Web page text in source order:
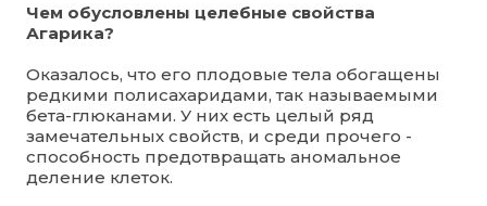
Чем обусловлены целебные свойства
Агарика?
Оказалось, что его плодовые тела обогащены
редкими полисахаридами, так называемыми
бета-глюканами. У них есть целый ряд
замечательных свойств, и среди прочего -
способность предотвращать аномальное
деление клеток.